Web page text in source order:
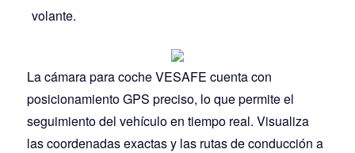
volante.
La cámara para coche VESAFE cuenta con
posicionamiento GPS preciso, lo que permite el
seguimiento del vehículo en tiempo real. Visualiza
las coordenadas exactas y las rutas de conducción a